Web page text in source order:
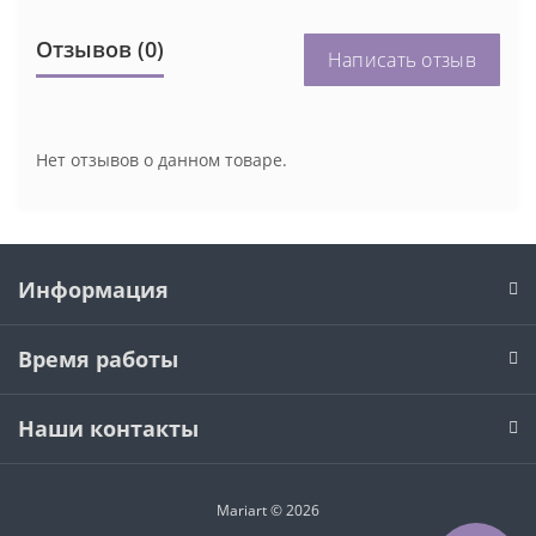
Отзывов (0) Написать отзыв
Нет отзывов о данном товаре.
Информация
Время работы
Наши контакты
Mariart © 2026